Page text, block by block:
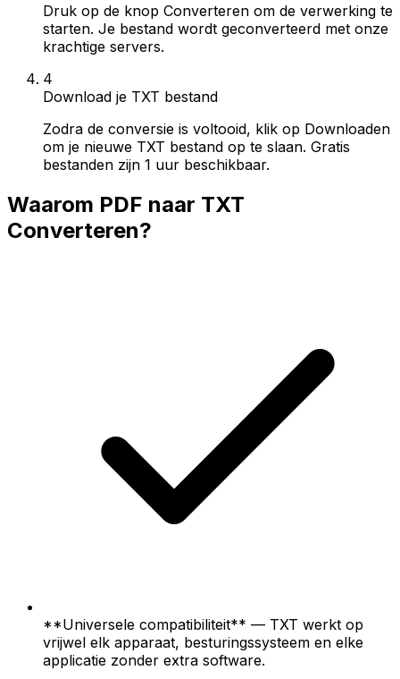
Druk op de knop Converteren om de verwerking te
starten. Je bestand wordt geconverteerd met onze
krachtige servers.
4
Download je TXT bestand
Zodra de conversie is voltooid, klik op Downloaden
om je nieuwe TXT bestand op te slaan. Gratis
bestanden zijn 1 uur beschikbaar.
Waarom PDF naar TXT
Converteren?
**Universele compatibiliteit** — TXT werkt op
vrijwel elk apparaat, besturingssysteem en elke
applicatie zonder extra software.